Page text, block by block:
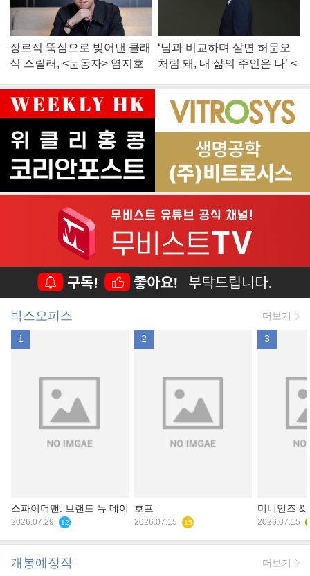
장르적 뚝심으로 빚어낸 클래
식 스릴러, <눈동자> 염지호
‘남과 비교하며 살면 허문오
처럼 돼, 내 삶의 주인은 나’ <
박스오피스 더보기
1
스파이더맨: 브랜드 뉴 데이
2026.07.29 12
2
호프
2026.07.15 15
3
미니언즈 &
2026.07.15
개봉예정작 더보기